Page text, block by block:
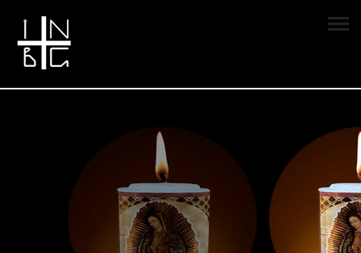
Vela encendida